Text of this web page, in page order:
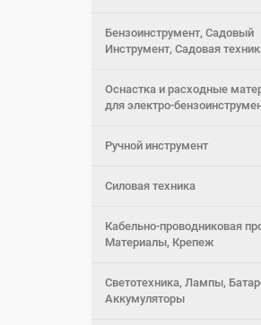
Бензоинструмент, Садовый
Инструмент, Садовая
Оснастка и расходные
для электро-
Ручной инструмент
Силовая техника
Кабельно-проводниковая
Материалы, Крепеж
Светотехника, Лампы,
Аккумуляторы